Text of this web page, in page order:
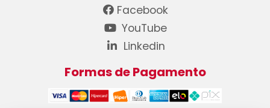
Facebook
YouTube
Linkedin
Formas de Pagamento